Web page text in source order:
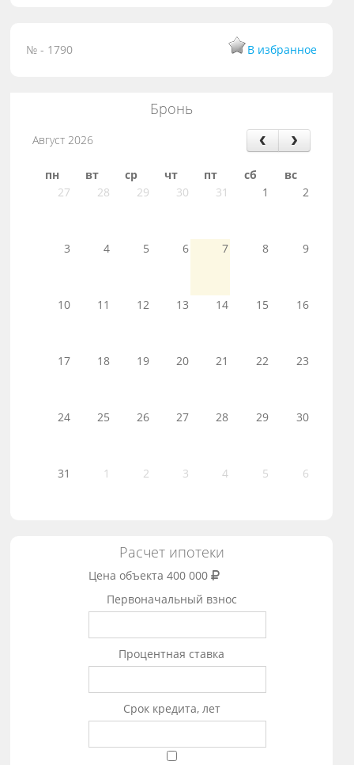
№ - 1790 В избранное
Бронь
Август 2026
пн вт ср чт пт сб
вс
27
28 29 30 31 1 2
3 4 5 6 7 8 9
10 11 12 13 14 15 16
17 18 19 20 21 22 23
24 25 26 27 28 29 30
31 1 2 3 4 5 6
Расчет ипотеки
Цена объекта 400 000
Первоначальный взнос
Процентная ставка
Срок кредита, лет